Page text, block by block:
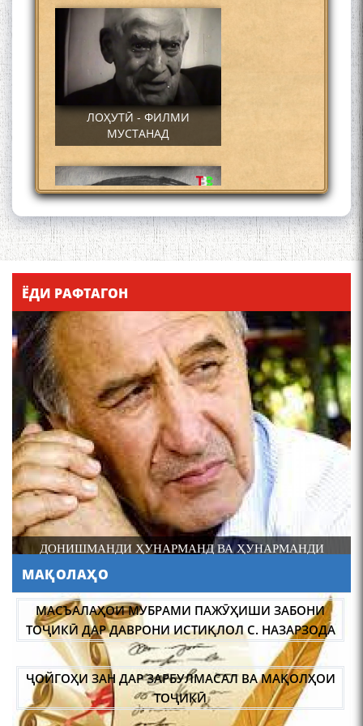
ЛОҲУТӢ - ФИЛМИ
МУСТАНАД
Қадамҷо - Лоҳутӣ
4-уми декабр- зодрӯзи
шоири абадзинда Абулқосим
Лоҳутӣ
АБУЛҚОСИМ ЛОҲУТӢ /
ABULQOSIM LOHUTY/
ЁДИ РАФТАГОН
ДОНИШМАНДИ ҲУНАРМАНД ВА ҲУНАРМАНДИ
МАҚОЛАҲО
МАСЪАЛАҲОИ МУБРАМИ ПАЖӮҲИШИ ЗАБОНИ
ТОҶИКӢ ДАР ДАВРОНИ ИСТИҚЛОЛ С. НАЗАРЗОДА
ҶОЙГОҲИ ЗАН ДАР ЗАРБУЛМАСАЛ ВА МАҚОЛҲОИ
ТОҶИКӢ